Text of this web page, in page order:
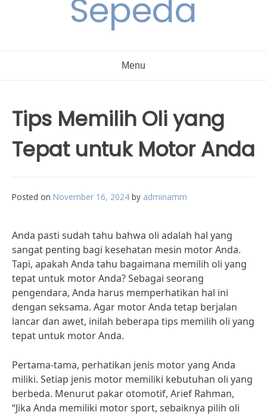
Sepeda
Menu
Tips Memilih Oli yang
Tepat untuk Motor Anda
Posted on November 16, 2024 by adminamm
Anda pasti sudah tahu bahwa oli adalah hal yang
sangat penting bagi kesehatan mesin motor Anda.
Tapi, apakah Anda tahu bagaimana memilih oli yang
tepat untuk motor Anda? Sebagai seorang
pengendara, Anda harus memperhatikan hal ini
dengan seksama. Agar motor Anda tetap berjalan
lancar dan awet, inilah beberapa tips memilih oli yang
tepat untuk motor Anda.
Pertama-tama, perhatikan jenis motor yang Anda
miliki. Setiap jenis motor memiliki kebutuhan oli yang
berbeda. Menurut pakar otomotif, Arief Rahman,
“Jika Anda memiliki motor sport, sebaiknya pilih oli